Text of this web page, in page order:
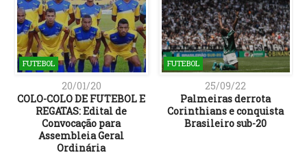
FUTEBOL
20/01/20
COLO-COLO DE FUTEBOL E
REGATAS: Edital de
Convocação para
Assembleia Geral
Ordinária
FUTEBOL
25/09/22
Palmeiras derrota
Corinthians e conquista
Brasileiro sub-20